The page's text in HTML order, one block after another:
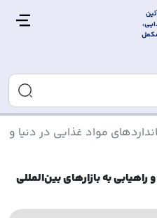
مواد غذایی در دنیا و
به بازارهای بین‌المللی